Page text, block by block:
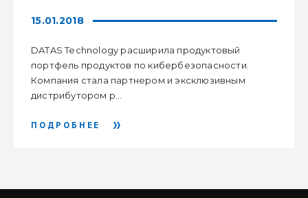
15.01.2018
DATAS Technology расширила продуктовый
портфель продуктов по кибербезопасности.
Компания стала партнером и эксклюзивным
дистрибутором р...
ПОДРОБНЕЕ